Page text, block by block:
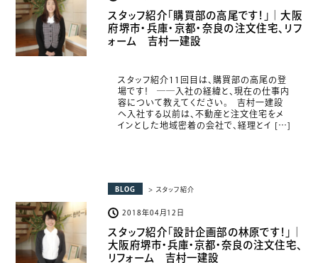
スタッフ紹介「購買部の高尾です！」｜大阪
府堺市・兵庫・京都・奈良の注文住宅、リフ
ォーム 吉村一建設
スタッフ紹介11回目は、購買部の高尾の登
場です！ ――入社の経緯と、現在の仕事内
容について教えてください。 吉村一建設
へ入社する以前は、不動産と注文住宅をメ
インとした地域密着の会社で、経理とイ […]
BLOG > スタッフ紹介
2018年04月12日
スタッフ紹介「設計企画部の林原です！」｜
大阪府堺市・兵庫・京都・奈良の注文住宅、
リフォーム 吉村一建設